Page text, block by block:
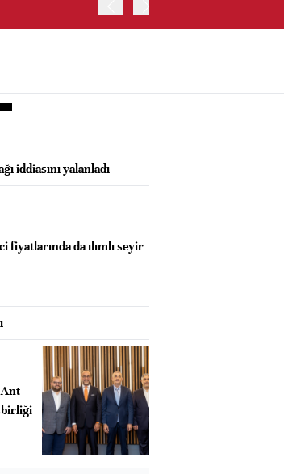
iddiasını yalanladı
fiyatlarında da ılımlı seyir